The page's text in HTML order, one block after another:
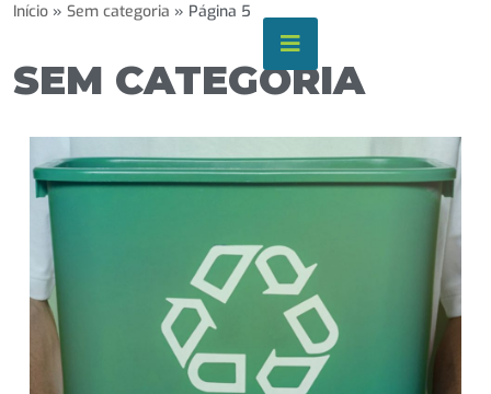
para
conteúdo
Início » Sem categoria » Página 5
SEM CATEGORIA